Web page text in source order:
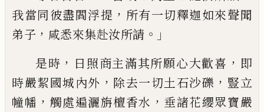
我當同彼盡閻浮提 ， 所有一切釋迦如來聲聞
弟子 ， 咸悉來集赴汝所請 。」
是時 ， 日照商主滿其所願心大歡喜 ， 即
時嚴絜國城內外 ， 除去一切土石沙礫 ， 豎立
幢幡 ， 觸處遍灑旃檀香水 ， 垂諸花纓眾寶嚴